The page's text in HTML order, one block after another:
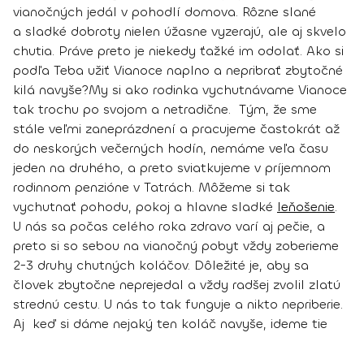
vianočných jedál v pohodlí domova. Rôzne slané
a sladké dobroty nielen úžasne vyzerajú, ale aj skvelo
chutia. Práve preto je niekedy ťažké im odolať. Ako si
podľa Teba užiť Vianoce naplno a nepribrať zbytočné
kilá navyše?My si ako rodinka vychutnávame Vianoce
tak trochu po svojom a netradične. Tým, že sme
stále veľmi zaneprázdnení a pracujeme častokrát až
do neskorých večerných hodín, nemáme veľa času
jeden na druhého, a preto sviatkujeme v príjemnom
rodinnom penzióne v Tatrách. Môžeme si tak
vychutnať pohodu, pokoj a hlavne sladké leňošenie.
U nás sa počas celého roka zdravo varí aj pečie, a
preto si so sebou na vianočný pobyt vždy zoberieme
2-3 druhy chutných koláčov. Dôležité je, aby sa
človek zbytočne neprejedal a vždy radšej zvolil zlatú
strednú cestu. U nás to tak funguje a nikto nepriberie.
Aj keď si dáme nejaký ten koláč navyše, ideme tie